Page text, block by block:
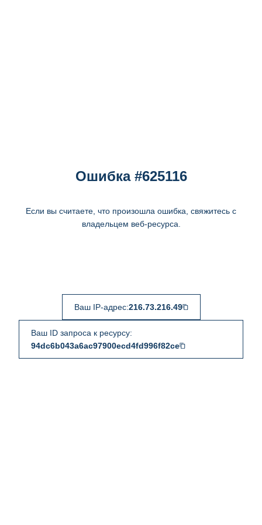
Ошибка #625116
Если вы считаете, что произошла ошибка, свяжитесь с
владельцем веб-ресурса.
Ваш IP-адрес:216.73.216.49
Ваш ID запроса к ресурсу:
94dc6b043a6ac97900ecd4fd996f82ce